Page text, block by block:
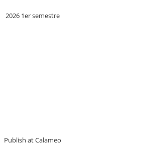
2026 1er semestre
Publish at Calameo